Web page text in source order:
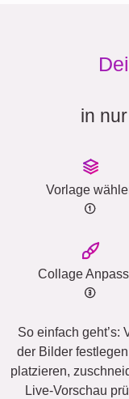
in
Vorlage
Collage
So einfach geht’s:
der Bilder
platzieren,
Live-Vorschau